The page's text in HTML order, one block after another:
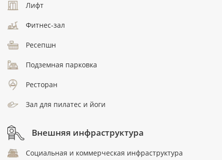
Лифт
Фитнес-зал
Ресепшн
Подземная парковка
Ресторан
Зал для пилатес и йоги
Внешняя инфраструктура
Социальная и коммерческая инфраструктура